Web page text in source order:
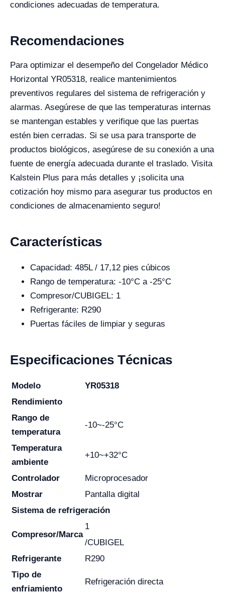
condiciones adecuadas de temperatura.
Recomendaciones
Para optimizar el desempeño del Congelador Médico
Horizontal YR05318, realice mantenimientos
preventivos regulares del sistema de refrigeración y
alarmas. Asegúrese de que las temperaturas internas
se mantengan estables y verifique que las puertas
estén bien cerradas. Si se usa para transporte de
productos biológicos, asegúrese de su conexión a una
fuente de energía adecuada durante el traslado. Visita
Kalstein Plus para más detalles y ¡solicita una
cotización hoy mismo para asegurar tus productos en
condiciones de almacenamiento seguro!
Características
Capacidad: 485L / 17,12 pies cúbicos
Rango de temperatura: -10°C a -25°C
Compresor/CUBIGEL: 1
Refrigerante: R290
Puertas fáciles de limpiar y seguras
Especificaciones Técnicas
Modelo
YR05318
Rendimiento
Rango de
temperatura
-10~-25°C
Temperatura
ambiente
+10~+32°C
Controlador
Microprocesador
Mostrar
Pantalla digital
Sistema de refrigeración
Compresor/Marca
1
/CUBIGEL
Refrigerante
R290
Tipo de
enfriamiento
Refrigeración directa